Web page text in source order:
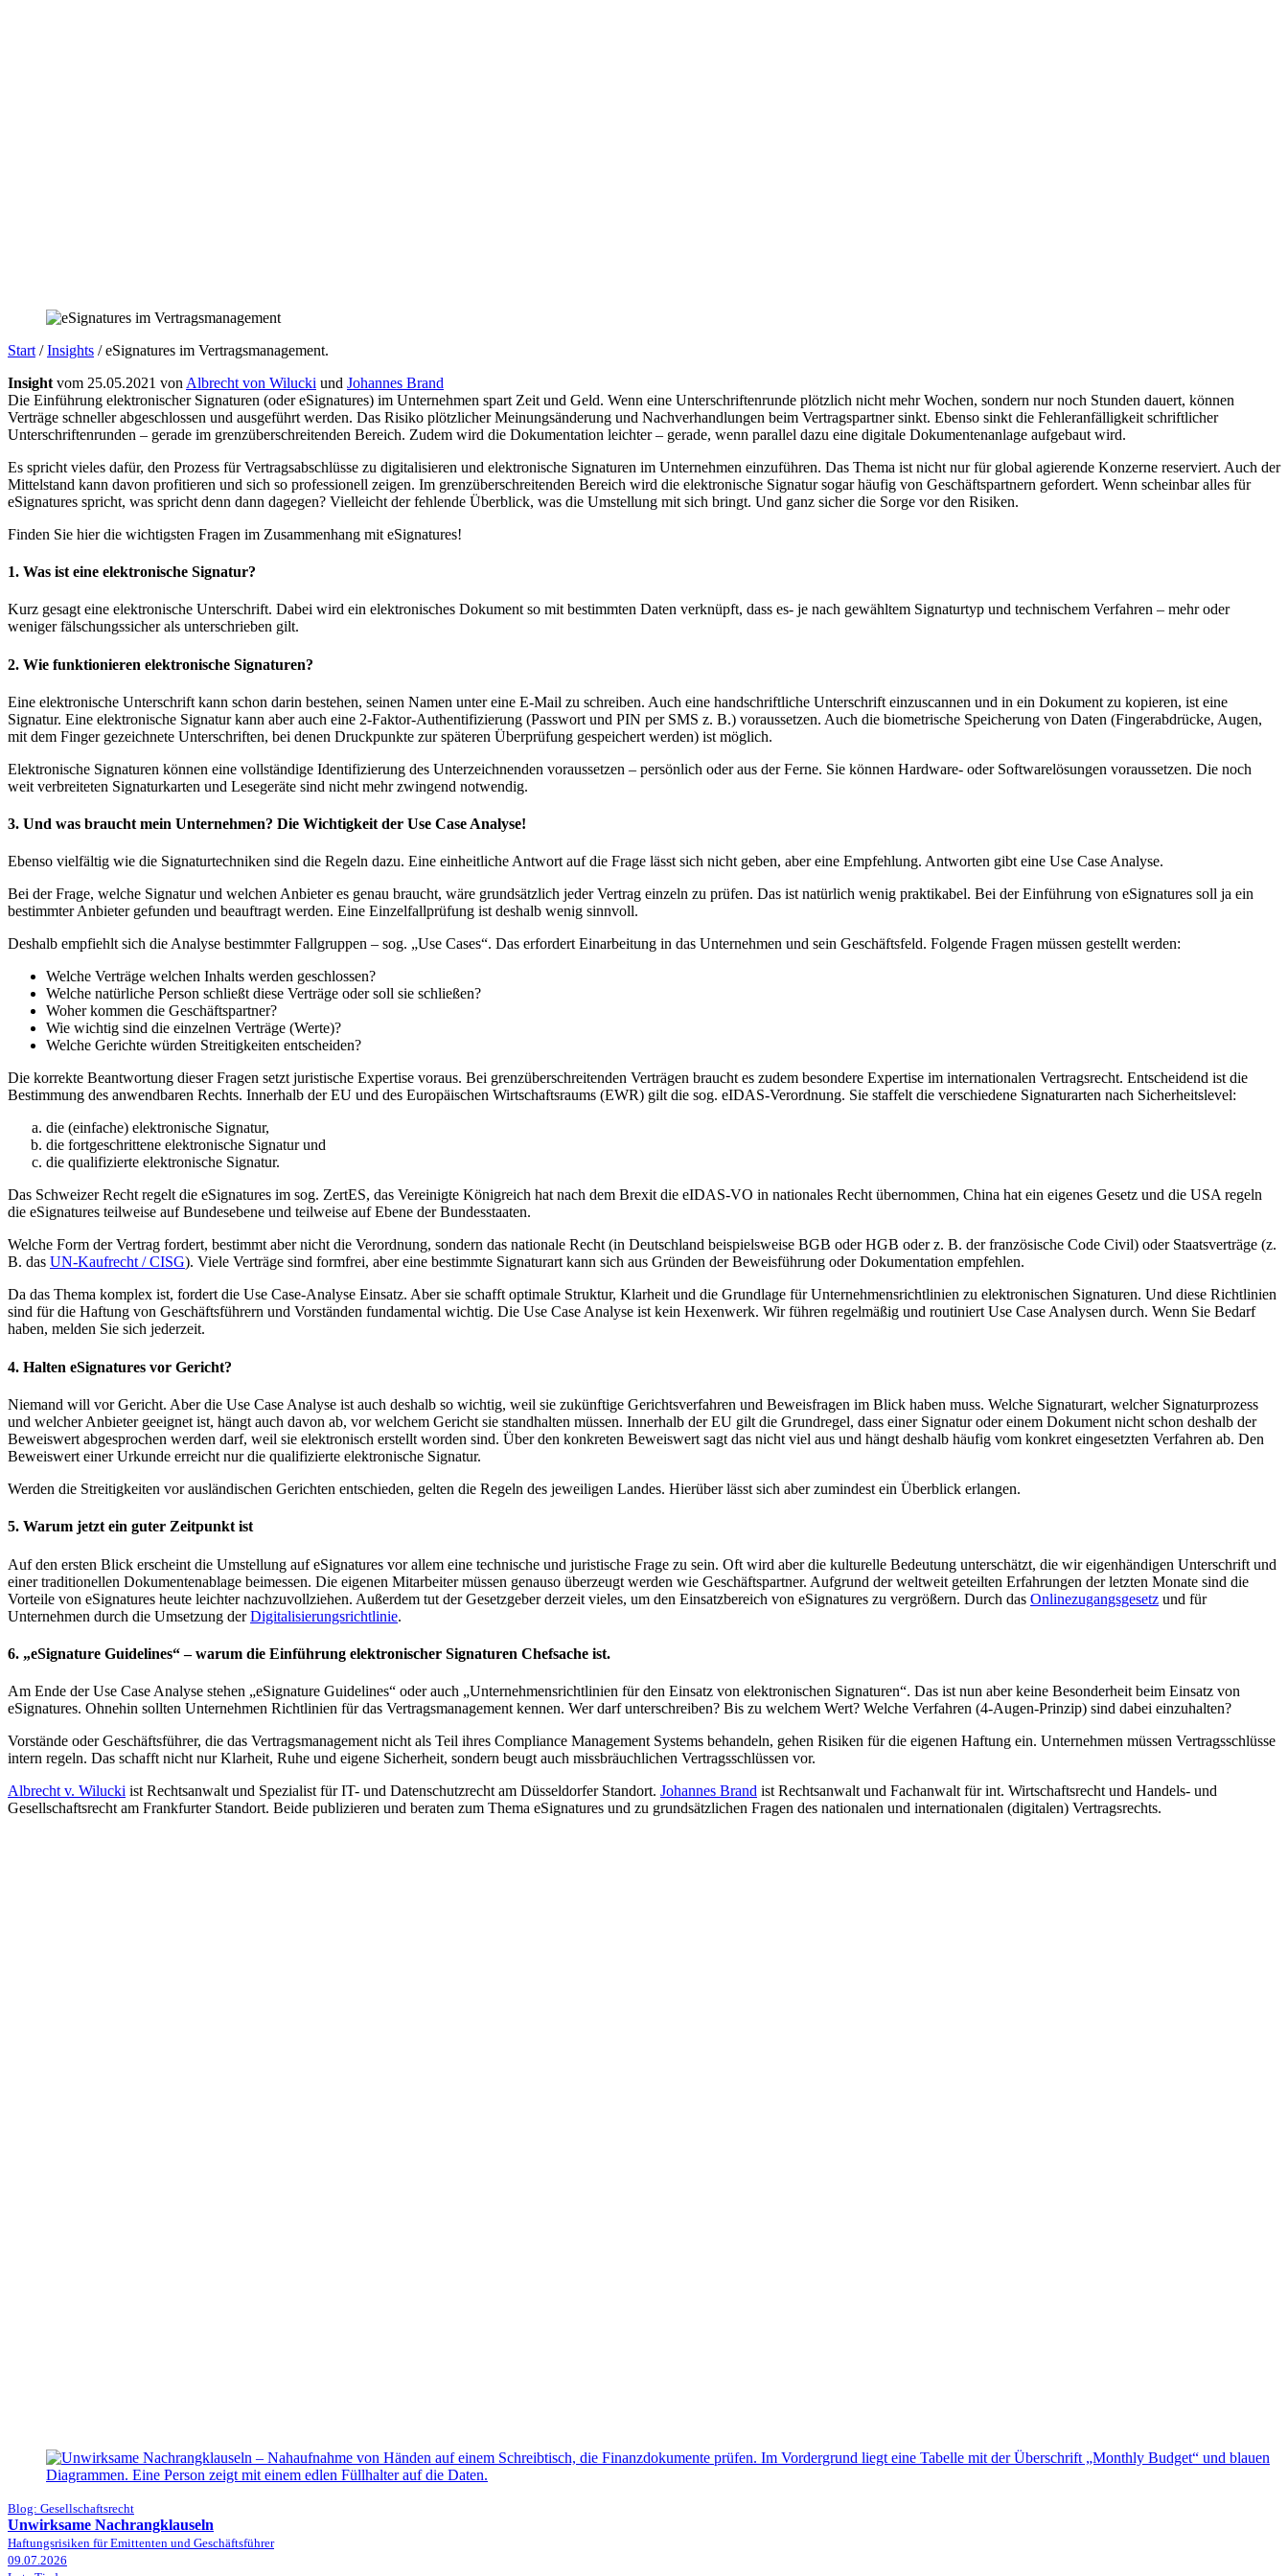
Start /Insights /eSignatures im Vertragsmanagement.
Insight vom 25.05.2021 von Albrecht von Wilucki und Johannes Brand
Die Einführung elektronischer Signaturen (oder eSignatures) im Unternehmen spart Zeit und Geld. Wenn eine Unterschriftenrunde plötzlich nicht mehr Wochen, sondern nur noch Stunden dauert, können
Verträge schneller abgeschlossen und ausgeführt werden. Das Risiko plötzlicher Meinungsänderung und Nachverhandlungen beim Vertragspartner sinkt. Ebenso sinkt die Fehleranfälligkeit schriftlicher
Unterschriftenrunden – gerade im grenzüberschreitenden Bereich. Zudem wird die Dokumentation leichter – gerade, wenn parallel dazu eine digitale Dokumentenanlage aufgebaut wird.
Es spricht vieles dafür, den Prozess für Vertragsabschlüsse zu digitalisieren und elektronische Signaturen im Unternehmen einzuführen. Das Thema ist nicht nur für global agierende Konzerne reserviert. Auch der
Mittelstand kann davon profitieren und sich so professionell zeigen. Im grenzüberschreitenden Bereich wird die elektronische Signatur sogar häufig von Geschäftspartnern gefordert. Wenn scheinbar alles für
eSignatures spricht, was spricht denn dann dagegen? Vielleicht der fehlende Überblick, was die Umstellung mit sich bringt. Und ganz sicher die Sorge vor den Risiken.
Finden Sie hier die wichtigsten Fragen im Zusammenhang mit eSignatures!
1. Was ist eine elektronische Signatur?
Kurz gesagt eine elektronische Unterschrift. Dabei wird ein elektronisches Dokument so mit bestimmten Daten verknüpft, dass es- je nach gewähltem Signaturtyp und technischem Verfahren – mehr oder
weniger fälschungssicher als unterschrieben gilt.
2. Wie funktionieren elektronische Signaturen?
Eine elektronische Unterschrift kann schon darin bestehen, seinen Namen unter eine E-Mail zu schreiben. Auch eine handschriftliche Unterschrift einzuscannen und in ein Dokument zu kopieren, ist eine
Signatur. Eine elektronische Signatur kann aber auch eine 2-Faktor-Authentifizierung (Passwort und PIN per SMS z. B.) voraussetzen. Auch die biometrische Speicherung von Daten (Fingerabdrücke, Augen,
mit dem Finger gezeichnete Unterschriften, bei denen Druckpunkte zur späteren Überprüfung gespeichert werden) ist möglich.
Elektronische Signaturen können eine vollständige Identifizierung des Unterzeichnenden voraussetzen – persönlich oder aus der Ferne. Sie können Hardware- oder Softwarelösungen voraussetzen. Die noch
weit verbreiteten Signaturkarten und Lesegeräte sind nicht mehr zwingend notwendig.
3. Und was braucht mein Unternehmen? Die Wichtigkeit der Use Case Analyse!
Ebenso vielfältig wie die Signaturtechniken sind die Regeln dazu. Eine einheitliche Antwort auf die Frage lässt sich nicht geben, aber eine Empfehlung. Antworten gibt eine Use Case Analyse.
Bei der Frage, welche Signatur und welchen Anbieter es genau braucht, wäre grundsätzlich jeder Vertrag einzeln zu prüfen. Das ist natürlich wenig praktikabel. Bei der Einführung von eSignatures soll ja ein
bestimmter Anbieter gefunden und beauftragt werden. Eine Einzelfallprüfung ist deshalb wenig sinnvoll.
Deshalb empfiehlt sich die Analyse bestimmter Fallgruppen – sog. „Use Cases“. Das erfordert Einarbeitung in das Unternehmen und sein Geschäftsfeld. Folgende Fragen müssen gestellt werden:
Welche Verträge welchen Inhalts werden geschlossen?
Welche natürliche Person schließt diese Verträge oder soll sie schließen?
Woher kommen die Geschäftspartner?
Wie wichtig sind die einzelnen Verträge (Werte)?
Welche Gerichte würden Streitigkeiten entscheiden?
Die korrekte Beantwortung dieser Fragen setzt juristische Expertise voraus. Bei grenzüberschreitenden Verträgen braucht es zudem besondere Expertise im internationalen Vertragsrecht. Entscheidend ist die
Bestimmung des anwendbaren Rechts. Innerhalb der EU und des Europäischen Wirtschaftsraums (EWR) gilt die sog. eIDAS-Verordnung. Sie staffelt die verschiedene Signaturarten nach Sicherheitslevel:
die (einfache) elektronische Signatur,
die fortgeschrittene elektronische Signatur und
die qualifizierte elektronische Signatur.
Das Schweizer Recht regelt die eSignatures im sog. ZertES, das Vereinigte Königreich hat nach dem Brexit die eIDAS-VO in nationales Recht übernommen, China hat ein eigenes Gesetz und die USA regeln
die eSignatures teilweise auf Bundesebene und teilweise auf Ebene der Bundesstaaten.
Welche Form der Vertrag fordert, bestimmt aber nicht die Verordnung, sondern das nationale Recht (in Deutschland beispielsweise BGB oder HGB oder z. B. der französische Code Civil) oder Staatsverträge (z.
B. das UN-Kaufrecht / CISG). Viele Verträge sind formfrei, aber eine bestimmte Signaturart kann sich aus Gründen der Beweisführung oder Dokumentation empfehlen.
Da das Thema komplex ist, fordert die Use Case-Analyse Einsatz. Aber sie schafft optimale Struktur, Klarheit und die Grundlage für Unternehmensrichtlinien zu elektronischen Signaturen. Und diese Richtlinien
sind für die Haftung von Geschäftsführern und Vorständen fundamental wichtig. Die Use Case Analyse ist kein Hexenwerk. Wir führen regelmäßig und routiniert Use Case Analysen durch. Wenn Sie Bedarf
haben, melden Sie sich jederzeit.
4. Halten eSignatures vor Gericht?
Niemand will vor Gericht. Aber die Use Case Analyse ist auch deshalb so wichtig, weil sie zukünftige Gerichtsverfahren und Beweisfragen im Blick haben muss. Welche Signaturart, welcher Signaturprozess
und welcher Anbieter geeignet ist, hängt auch davon ab, vor welchem Gericht sie standhalten müssen. Innerhalb der EU gilt die Grundregel, dass einer Signatur oder einem Dokument nicht schon deshalb der
Beweiswert abgesprochen werden darf, weil sie elektronisch erstellt worden sind. Über den konkreten Beweiswert sagt das nicht viel aus und hängt deshalb häufig vom konkret eingesetzten Verfahren ab. Den
Beweiswert einer Urkunde erreicht nur die qualifizierte elektronische Signatur.
Werden die Streitigkeiten vor ausländischen Gerichten entschieden, gelten die Regeln des jeweiligen Landes. Hierüber lässt sich aber zumindest ein Überblick erlangen.
5. Warum jetzt ein guter Zeitpunkt ist
Auf den ersten Blick erscheint die Umstellung auf eSignatures vor allem eine technische und juristische Frage zu sein. Oft wird aber die kulturelle Bedeutung unterschätzt, die wir eigenhändigen Unterschrift und
einer traditionellen Dokumentenablage beimessen. Die eigenen Mitarbeiter müssen genauso überzeugt werden wie Geschäftspartner. Aufgrund der weltweit geteilten Erfahrungen der letzten Monate sind die
Vorteile von eSignatures heute leichter nachzuvollziehen. Außerdem tut der Gesetzgeber derzeit vieles, um den Einsatzbereich von eSignatures zu vergrößern. Durch das Onlinezugangsgesetz und für
Unternehmen durch die Umsetzung derDigitalisierungsrichtlinie.
6. „eSignature Guidelines“ – warum die Einführung elektronischer Signaturen Chefsache ist.
Am Ende der Use Case Analyse stehen „eSignature Guidelines“ oder auch „Unternehmensrichtlinien für den Einsatz von elektronischen Signaturen“. Das ist nun aber keine Besonderheit beim Einsatz von
eSignatures. Ohnehin sollten Unternehmen Richtlinien für das Vertragsmanagement kennen. Wer darf unterschreiben? Bis zu welchem Wert? Welche Verfahren (4-Augen-Prinzip) sind dabei einzuhalten?
Vorstände oder Geschäftsführer, die das Vertragsmanagement nicht als Teil ihres Compliance Management Systems behandeln, gehen Risiken für die eigenen Haftung ein. Unternehmen müssen Vertragsschlüsse
intern regeln. Das schafft nicht nur Klarheit, Ruhe und eigene Sicherheit, sondern beugt auch missbräuchlichen Vertragsschlüssen vor.
Albrecht v. Wilucki ist Rechtsanwalt und Spezialist für IT- und Datenschutzrecht am Düsseldorfer Standort. Johannes Brand ist Rechtsanwalt und Fachanwalt für int. Wirtschaftsrecht und Handels- und
Gesellschaftsrecht am Frankfurter Standort. Beide publizieren und beraten zum Thema eSignatures und zu grundsätzlichen Fragen des nationalen und internationalen (digitalen) Vertragsrechts.
Blog: Gesellschaftsrecht
Unwirksame Nachrangklauseln
Haftungsrisiken für Emittenten und Geschäftsführer
09.07.2026